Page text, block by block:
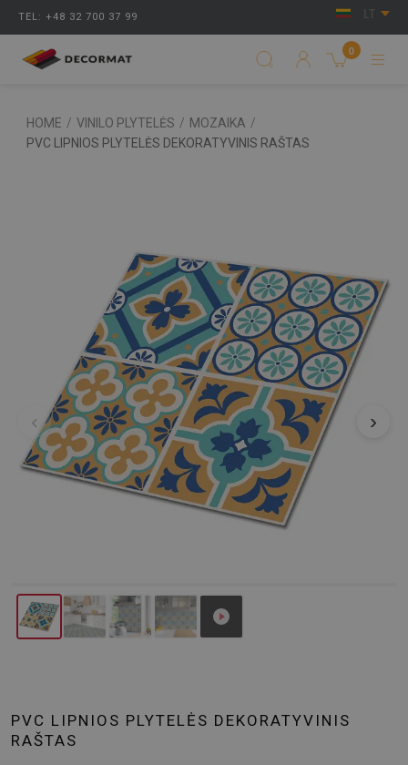
TEL: +48 32 700 37 99
0
HOME / VINILO PLYTELĖS / MOZAIKA /
PVC LIPNIOS PLYTELĖS DEKORATYVINIS RAŠTAS
‹ ›
PVC LIPNIOS PLYTELĖS DEKORATYVINIS
RAŠTAS